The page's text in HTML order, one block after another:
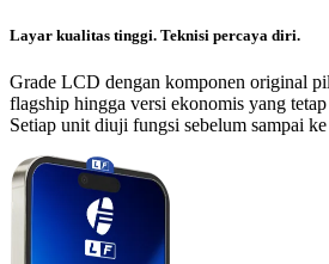
Layar kualitas tinggi. Teknisi percaya diri.
Grade LCD dengan komponen original
flagship hingga versi ekonomis yang
Setiap unit diuji fungsi sebelum sampai